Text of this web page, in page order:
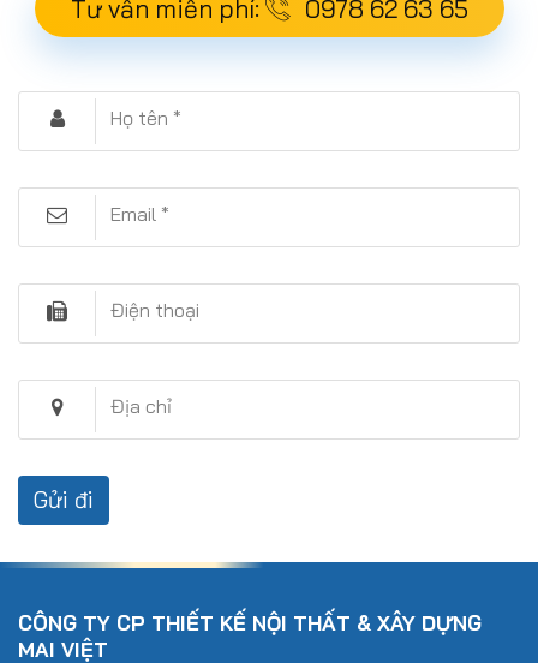
Tư vấn miễn phí: 0978 62 63 65
Họ tên *
Email *
Điện thoại
Địa chỉ
CÔNG TY CP THIẾT KẾ NỘI THẤT & XÂY DỰNG
MAI VIỆT